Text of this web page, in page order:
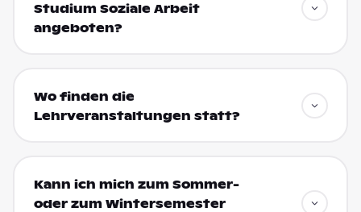
Studium Soziale Arbeit
angeboten?
Wo finden die
Lehrveranstaltungen statt?
Kann ich mich zum Sommer-
oder zum Wintersemester